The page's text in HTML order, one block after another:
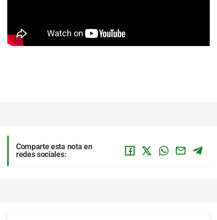
Comparte esta nota en
redes sociales: